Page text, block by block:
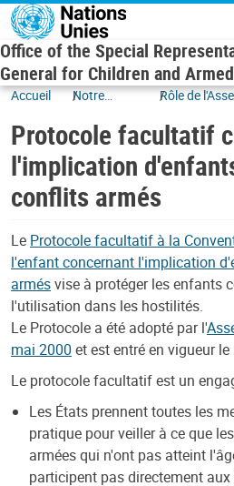
Skip to main content
Office of the Special
General for Children and
Accueil
Notre
Rôle de
Protocole facultatif
l'implication
conflits armés
Le Protocole facultatif à la
l'enfant concernant l'implication
armésvise à protéger les enfants
l'utilisation dans les hostilités.
Le Protocole a été adopté par l'
mai 2000 et est entré en vigueur
Le protocole facultatif est un
Les États prennent toutes les
pratique pour veiller à ce que
armées qui n'ont pas atteint
participent pas directement